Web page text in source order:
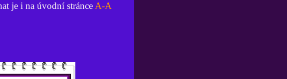
je i na úvodní stránce A-A